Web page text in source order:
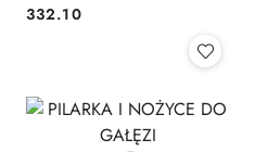
RYOBI RWV18-0
Cena:
332.10